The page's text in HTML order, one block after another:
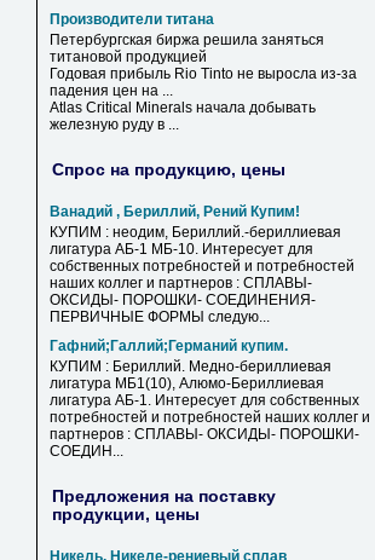
Производители титана
Петербургская биржа решила заняться
титановой продукцией
Годовая прибыль Rio Tinto не выросла из-за
падения цен на ...
Atlas Critical Minerals начала добывать
железную руду в ...
Спрос на продукцию, цены
Ванадий , Бериллий, Рений Купим!
КУПИМ : неодим, Бериллий.-бериллиевая
лигатура АБ-1 МБ-10. Интересует для
собственных потребностей и потребностей
наших коллег и партнеров : СПЛАВЫ-
ОКСИДЫ- ПОРОШКИ- СОЕДИНЕНИЯ-
ПЕРВИЧНЫЕ ФОРМЫ следую...
Гафний;Галлий;Германий купим.
КУПИМ : Бериллий. Медно-бериллиевая
лигатура МБ1(10), Алюмо-Бериллиевая
лигатура АБ-1. Интересует для собственных
потребностей и потребностей наших коллег и
партнеров : СПЛАВЫ- ОКСИДЫ- ПОРОШКИ-
СОЕДИН...
Предложения на поставку
продукции, цены
Никель, Никеле-рениевый сплав